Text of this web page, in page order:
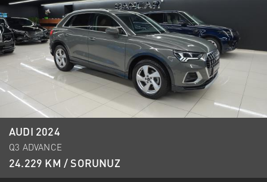
AUDI 2024
Q3 ADVANCE
24.229 KM / SORUNUZ